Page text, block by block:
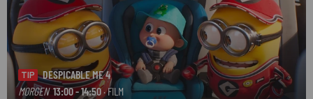
TIP
DESPICABLE ME 4
MORGEN 13:00 - 14:50· FILM